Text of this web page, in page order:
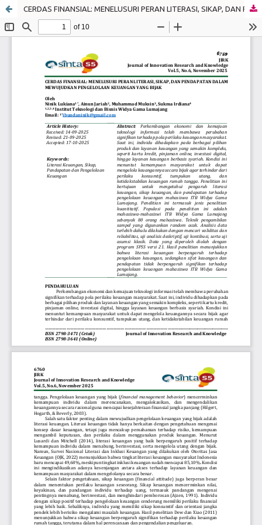
CERDAS FINANSIAL: MENELUSURI PERAN LITERASI, SIKAP, DAN PENDAPATAN DALAM MEWUJUDKAN PENGELOLAAN KEUANGAN YANG BIJAK